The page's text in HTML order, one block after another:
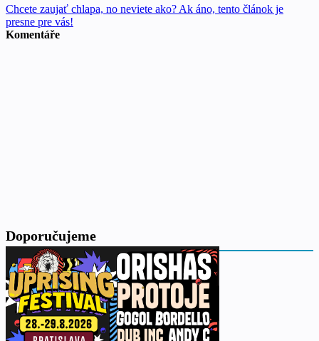
Chcete zaujať chlapa, no neviete ako? Ak áno, tento článok je
presne pre vás!
Komentáře
Doporučujeme